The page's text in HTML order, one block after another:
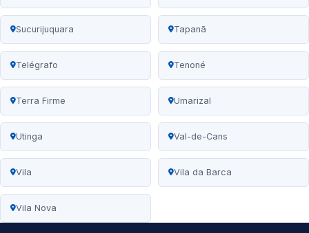
Sucurijuquara Tapanã
Telégrafo Tenoné
Terra Firme Umarizal
Utinga Val-de-Cans
Vila Vila da Barca
Vila Nova